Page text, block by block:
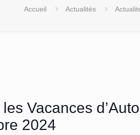
Accueil Actualités
Vacances
2024